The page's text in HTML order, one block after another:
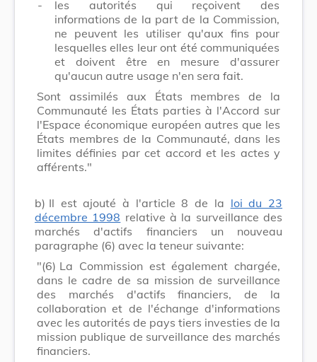
-
les autorités qui reçoivent des
informations de la part de la Commission,
ne peuvent les utiliser qu'aux fins pour
lesquelles elles leur ont été communiquées
et doivent être en mesure d'assurer
qu'aucun autre usage n'en sera fait.
Sont assimilés aux États membres de la
Communauté les États parties à l'Accord sur
l'Espace économique européen autres que les
États membres de la Communauté, dans les
limites définies par cet accord et les actes y
afférents."
b) Il est ajouté à l'article 8 de la loi du 23
décembre 1998 relative à la surveillance des
marchés d'actifs financiers un nouveau
paragraphe (6) avec la teneur suivante:
"(6) La Commission est également chargée,
dans le cadre de sa mission de surveillance
des marchés d'actifs financiers, de la
collaboration et de l'échange d'informations
avec les autorités de pays tiers investies de la
mission publique de surveillance des marchés
financiers.